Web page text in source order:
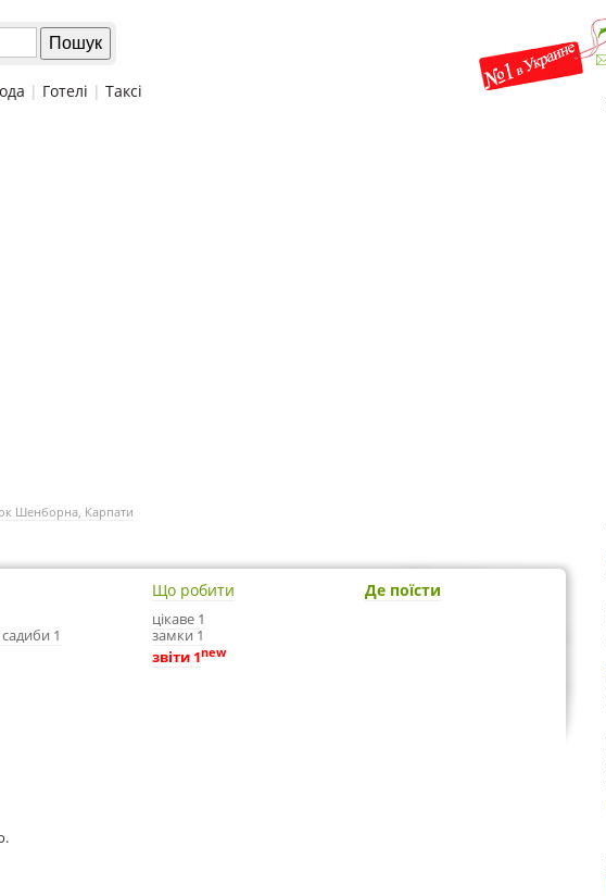
| Готелі | Таксі
Шенборна, Карпати
1
Що робити
цікаве 1
замки 1
звіти 1new
Де поїсти